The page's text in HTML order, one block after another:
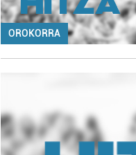
OROKORRA